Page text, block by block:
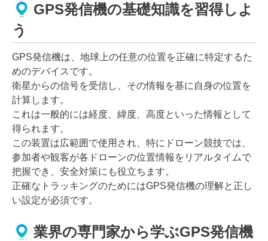
GPS発信機の基礎知識を習得しよ
う
GPS発信機は、地球上の任意の位置を正確に特定するた
めのデバイスです。
衛星からの信号を受信し、その情報を基に自身の位置を
計算します。
これは一般的には経度、緯度、高度といった情報として
得られます。
この装置は広範囲で使用され、特にドローン競技では、
参加者や観客が各ドローンの位置情報をリアルタイムで
把握でき、安全対策にも役立ちます。
正確なトラッキングのためにはGPS発信機の理解と正し
い設定が必須です。
業界の専門家から学ぶGPS発信機